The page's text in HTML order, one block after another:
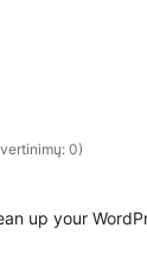
0)
up your